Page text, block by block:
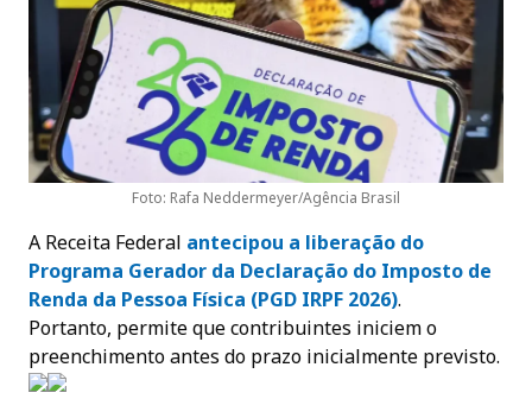
Foto: Rafa Neddermeyer/Agência Brasil
A Receita Federal antecipou a liberação do
Programa Gerador da Declaração do Imposto de
Renda da Pessoa Física (PGD IRPF 2026).
Portanto, permite que contribuintes iniciem o
preenchimento antes do prazo inicialmente previsto.